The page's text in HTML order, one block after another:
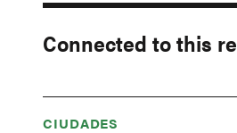
Connected to this
CIUDADES